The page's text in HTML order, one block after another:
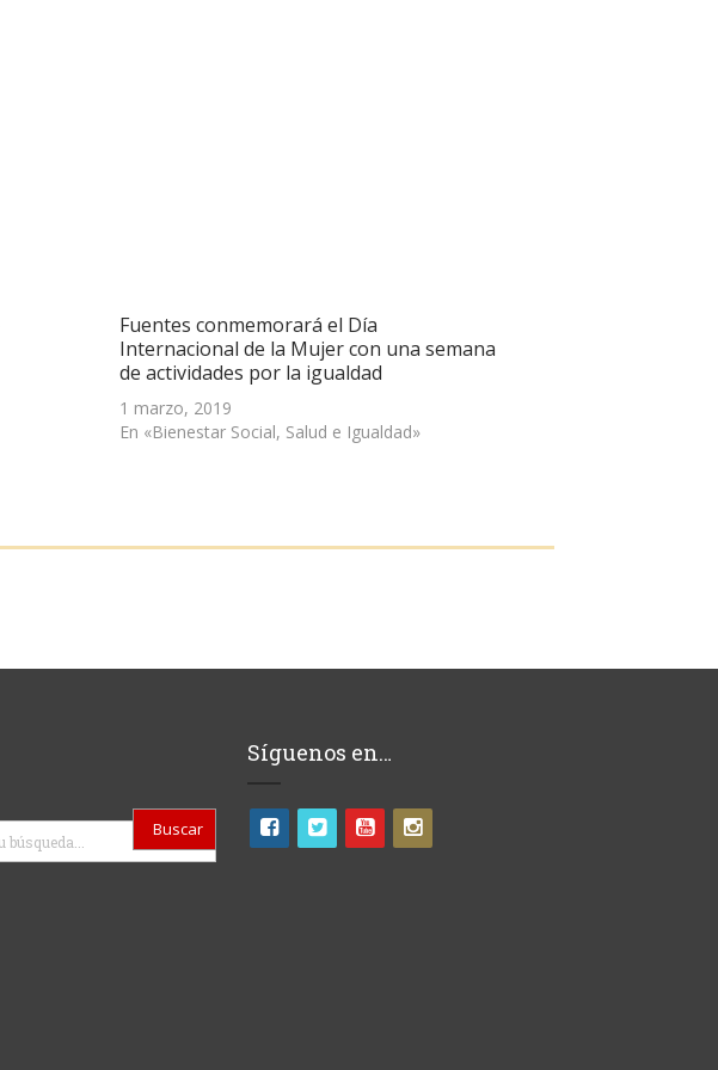
Fuentes conmemorará el Día
Internacional de la Mujer con una semana
de actividades por la igualdad
1 marzo, 2019
En «Bienestar Social, Salud e Igualdad»
Síguenos en…